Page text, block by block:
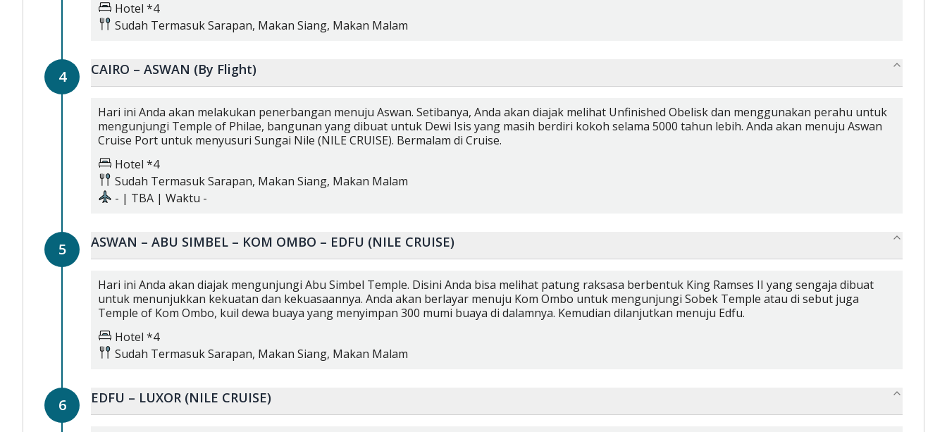
Hotel *4
Sudah TermasukSarapan, Makan Siang, Makan Malam
4 CAIRO – ASWAN (By Flight)
Hari ini Anda akan melakukan penerbangan menuju Aswan. Setibanya, Anda akan diajak melihat Unfinished Obelisk dan menggunakan perahu untuk
mengunjungi Temple of Philae, bangunan yang dibuat untuk Dewi Isis yang masih berdiri kokoh selama 5000 tahun lebih. Anda akan menuju Aswan
Cruise Port untuk menyusuri Sungai Nile (NILE CRUISE). Bermalam di Cruise.
Hotel *4
Sudah TermasukSarapan, Makan Siang, Makan Malam
- | TBA | Waktu -
5 ASWAN – ABU SIMBEL – KOM OMBO – EDFU (NILE CRUISE)
Hari ini Anda akan diajak mengunjungi Abu Simbel Temple. Disini Anda bisa melihat patung raksasa berbentuk King Ramses II yang sengaja dibuat
untuk menunjukkan kekuatan dan kekuasaannya. Anda akan berlayar menuju Kom Ombo untuk mengunjungi Sobek Temple atau di sebut juga
Temple of Kom Ombo, kuil dewa buaya yang menyimpan 300 mumi buaya di dalamnya. Kemudian dilanjutkan menuju Edfu.
Hotel *4
Sudah TermasukSarapan, Makan Siang, Makan Malam
6 EDFU – LUXOR (NILE CRUISE)